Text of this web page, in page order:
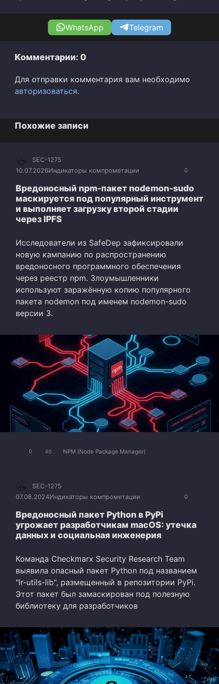
WhatsApp Telegram
Комментарии: 0
Для отправки комментария вам необходимо
авторизоваться.
Похожие записи
0
SEC-1275
10.07.2026Индикаторы компрометации
Вредоносный npm-пакет nodemon-sudo
маскируется под популярный инструмент
и выполняет загрузку второй стадии
через IPFS
Исследователи из SafeDep зафиксировали
новую кампанию по распространению
вредоносного программного обеспечения
через реестр npm. Злоумышленники
используют заражённую копию популярного
пакета nodemon под именем nodemon-sudo
версии 3.
0 40 NPM (Node Package Manager)
0
SEC-1275
07.08.2024Индикаторы компрометации
Вредоносный пакет Python в PyPi
угрожает разработчикам macOS: утечка
данных и социальная инженерия
Команда Checkmarx Security Research Team
выявила опасный пакет Python под названием
"lr-utils-lib", размещенный в репозитории PyPi.
Этот пакет был замаскирован под полезную
библиотеку для разработчиков